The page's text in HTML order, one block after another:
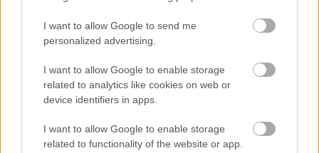
I want to allow Google to send me
personalized advertising.
I want to allow Google to enable storage
related to analytics like cookies on web or
device identifiers in apps.
I want to allow Google to enable storage
related to functionality of the website or app.
, kutatás, romok ,solka,törökország
Túlélőt talált a szolnoki kutyakiképző kutyája a
romok alatt
2023.02.08. Tóth András